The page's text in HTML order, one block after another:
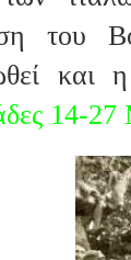
του
και
14-